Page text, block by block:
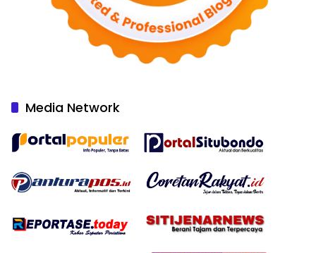
Media Network